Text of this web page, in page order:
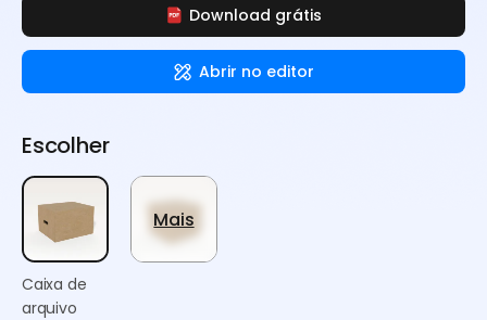
Download grátis
Abrir no editor
Escolher
Caixa de
arquivo
Mais